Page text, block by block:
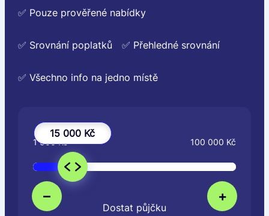
✅ Pouze prověřené nabídky
✅ Srovnání poplatků ✅ Přehledné srovnání
✅ Všechno info na jedno místě
15 000 Kč
– +
1 000 Kč 100 000 Kč
Dostat půjčku